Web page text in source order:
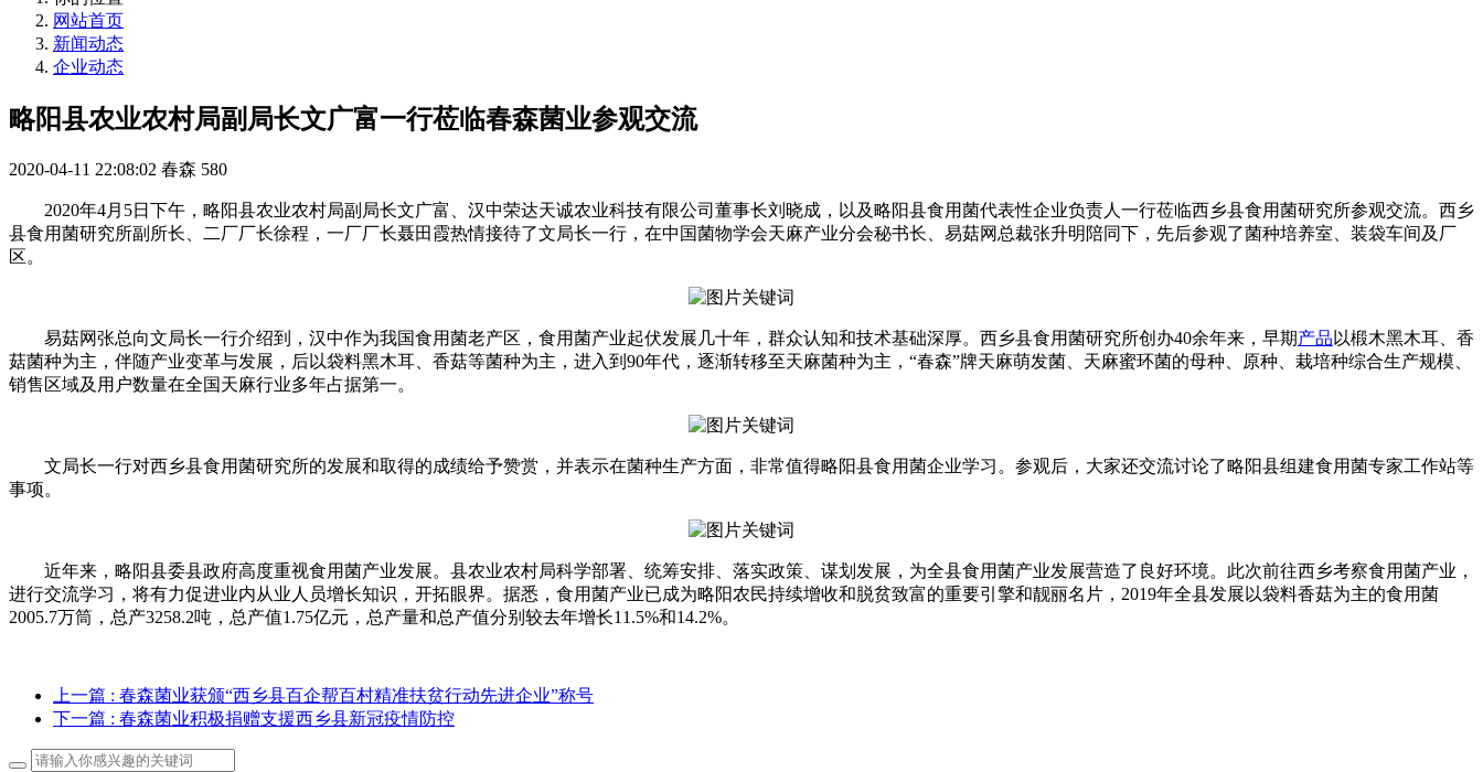
网站首页
新闻动态
企业动态
略阳县农业农村局副局长文广富一行莅临春森菌业参观交流
2020-04-11 22:08:02 春森 580
2020年4月5日下午，略阳县农业农村局副局长文广富、汉中荣达天诚农业科技有限公司董事长刘晓成，以及略阳县食用菌代表性企业负责人一行莅临西乡县食用菌研究所参观交流。西乡
县食用菌研究所副所长、二厂厂长徐程，一厂厂长聂田霞热情接待了文局长一行，在中国菌物学会天麻产业分会秘书长、易菇网总裁张升明陪同下，先后参观了菌种培养室、装袋车间及厂
区。
易菇网张总向文局长一行介绍到，汉中作为我国食用菌老产区，食用菌产业起伏发展几十年，群众认知和技术基础深厚。西乡县食用菌研究所创办40余年来，早期产品 以椴木黑木耳、香
菇菌种为主，伴随产业变革与发展，后以袋料黑木耳、香菇等菌种为主，进入到90年代，逐渐转移至天麻菌种为主，“春森”牌天麻萌发菌、天麻蜜环菌的母种、原种、栽培种综合生产规模、
销售区域及用户数量在全国天麻行业多年占据第一。
文局长一行对西乡县食用菌研究所的发展和取得的成绩给予赞赏，并表示在菌种生产方面，非常值得略阳县食用菌企业学习。参观后，大家还交流讨论了略阳县组建食用菌专家工作站等
事项。
近年来，略阳县委县政府高度重视食用菌产业发展。县农业农村局科学部署、统筹安排、落实政策、谋划发展，为全县食用菌产业发展营造了良好环境。此次前往西乡考察食用菌产业，
进行交流学习，将有力促进业内从业人员增长知识，开拓眼界。据悉，食用菌产业已成为略阳农民持续增收和脱贫致富的重要引擎和靓丽名片，2019年全县发展以袋料香菇为主的食用菌
2005.7万筒，总产3258.2吨，总产值1.75亿元，总产量和总产值分别较去年增长11.5%和14.2%。
上一篇 : 春森菌业获颁“西乡县百企帮百村精准扶贫行动先进企业”称号
下一篇 : 春森菌业积极捐赠支援西乡县新冠疫情防控